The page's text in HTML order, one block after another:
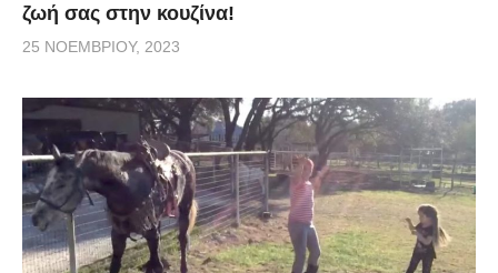
ζωή σας στην κουζίνα!
25 ΝΟΕΜΒΡΊΟΥ, 2023